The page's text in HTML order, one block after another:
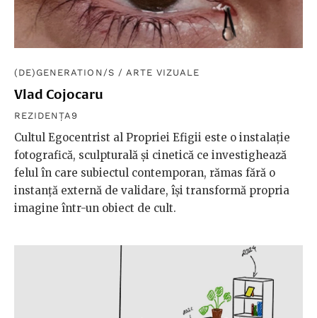
(DE)GENERATION/S / ARTE VIZUALE
Vlad Cojocaru
REZIDENȚA9
Cultul Egocentrist al Propriei Efigii este o instalație
fotografică, sculpturală și cinetică ce investighează
felul în care subiectul contemporan, rămas fără o
instanță externă de validare, își transformă propria
imagine într-un obiect de cult.